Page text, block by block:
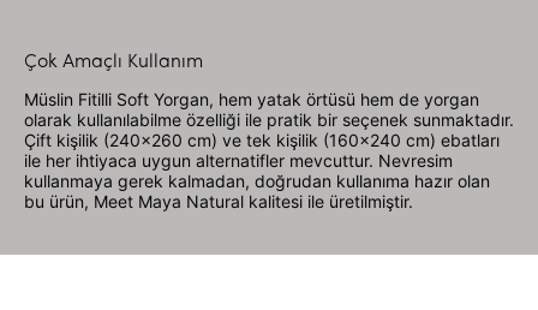
Çok Amaçlı Kullanım
Müslin Fitilli Soft Yorgan, hem yatak örtüsü hem de yorgan
olarak kullanılabilme özelliği ile pratik bir seçenek sunmaktadır.
Çift kişilik (240x260 cm) ve tek kişilik (160x240 cm) ebatları
ile her ihtiyaca uygun alternatifler mevcuttur. Nevresim
kullanmaya gerek kalmadan, doğrudan kullanıma hazır olan
bu ürün, Meet Maya Natural kalitesi ile üretilmiştir.